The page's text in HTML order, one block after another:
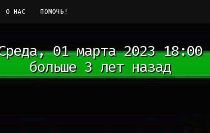
О НАС ПОМОЧЬ!
01 марта 2023 18:00
больше 3 лет назад